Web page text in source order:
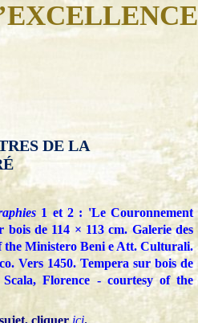
…
DE LA
1 et 2 : 'Le Couronnement
de 114 × 113 cm. Galerie des
the Ministero Beni e Att. Culturali.
Vers 1450. Tempera sur bois de
Florence - courtesy of the
cliquer ici.